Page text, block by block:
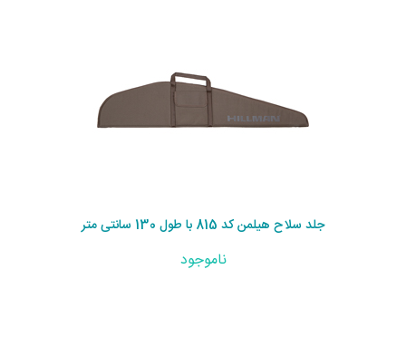
جلد سلاح هیلمن کد 815 با طول 130 سانتی متر
ناموجود